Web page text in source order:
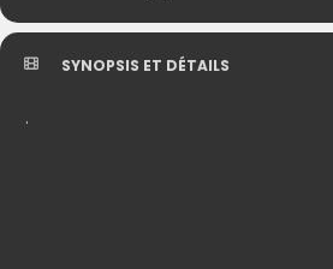
SYNOPSIS ET DÉTAILS
.